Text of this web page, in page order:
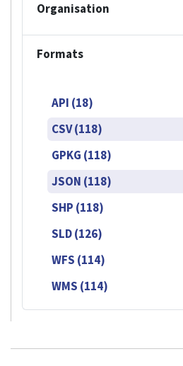
Organisation
Formats
API (18)
CSV (118)
GPKG (118)
JSON (118)
SHP (118)
SLD (126)
WFS (114)
WMS (114)